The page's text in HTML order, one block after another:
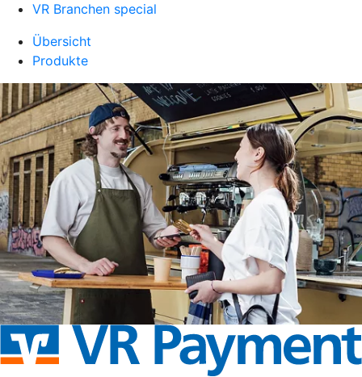
VR Branchen special
Übersicht
Produkte